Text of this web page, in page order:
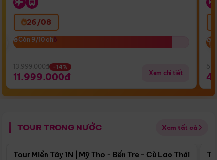
26/08
Còn 9/10 chỗ
Còn 9/10 chỗ
13.999.000đ -14%
11.999.000đ Xem chi tiết
TOUR TRONG NƯỚC Xem tất cả
Điểm nổi bật
Tour Miền Tây 1N | Mỹ Tho - Bến Tre - Cù Lao Thới